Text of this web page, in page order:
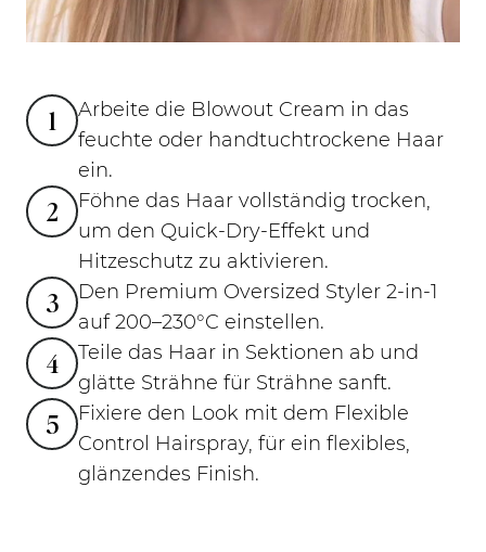
1
Arbeite die Blowout Cream in das
feuchte oder handtuchtrockene Haar
ein.
2
Föhne das Haar vollständig trocken,
um den Quick-Dry-Effekt und
Hitzeschutz zu aktivieren.
3
Den Premium Oversized Styler 2-in-1
auf 200–230°C einstellen.
4
Teile das Haar in Sektionen ab und
glätte Strähne für Strähne sanft.
5
Fixiere den Look mit dem Flexible
Control Hairspray, für ein flexibles,
glänzendes Finish.